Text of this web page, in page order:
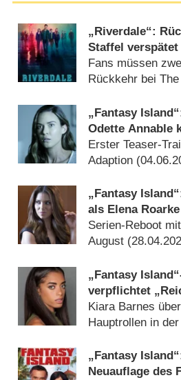
„Riverdale“:
Staffel
Fans müssen
Rückkehr bei
„Fantasy
Odette Annable
Erster Teaser-
Adaption (
„Fantasy
als Elena
Serien-Reboot
August (
„Fantasy
verpflichtet
Darstellerin
Kiara Barnes
Hauptrollen in
„Fantasy
Neuauflage des